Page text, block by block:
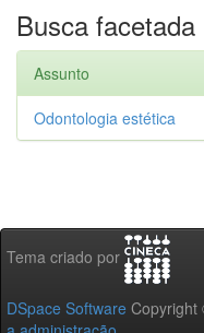
Busca facetada
Assunto
Odontologia estética
Tema criado por
DSpace Software Copyright